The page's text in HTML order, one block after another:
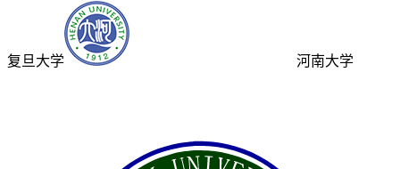
复旦大学 河南大学